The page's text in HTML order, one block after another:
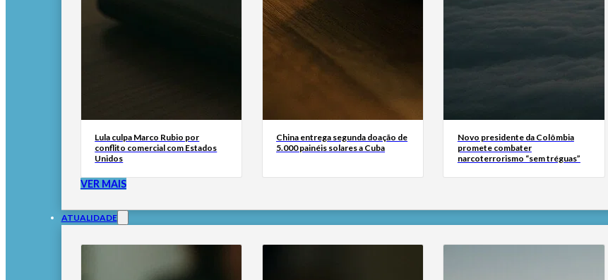
Lula culpa Marco Rubio por
conflito comercial com Estados
Unidos
China entrega segunda doação de
5.000 painéis solares a Cuba
Novo presidente da Colômbia
promete combater
narcoterrorismo “sem tréguas”
VER MAIS
ATUALIDADE